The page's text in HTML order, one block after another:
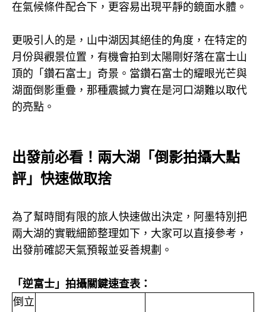
在氣候條件配合下，更容易出現平靜的鏡面水體。
更吸引人的是，山中湖因其絕佳的角度，在特定的
月份與觀景位置，有機會拍到太陽剛好落在富士山
頂的「鑽石富士」奇景。 當鑽石富士的耀眼光芒與
湖面倒影重疊，那種震撼力實在是河口湖難以取代
的亮點。
出發前必看！兩大湖「倒影拍攝大點
評」快速做取捨
為了幫時間有限的旅人快速做出決定，阿墨特別把
兩大湖的實戰細節整理如下，大家可以直接參考，
出發前確認天氣預報並妥善規劃。
「逆富士」拍攝關鍵速查表：
倒立